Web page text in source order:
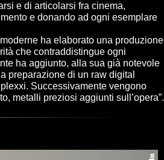
e di articolarsi fra cinema,
e donando ad ogni esemplare
ha elaborato una produzione
che contraddistingue ogni
ha aggiunto, alla sua già notevole
preparazione di un raw digital
Successivamente vengono
metalli preziosi aggiunti sull’opera”.